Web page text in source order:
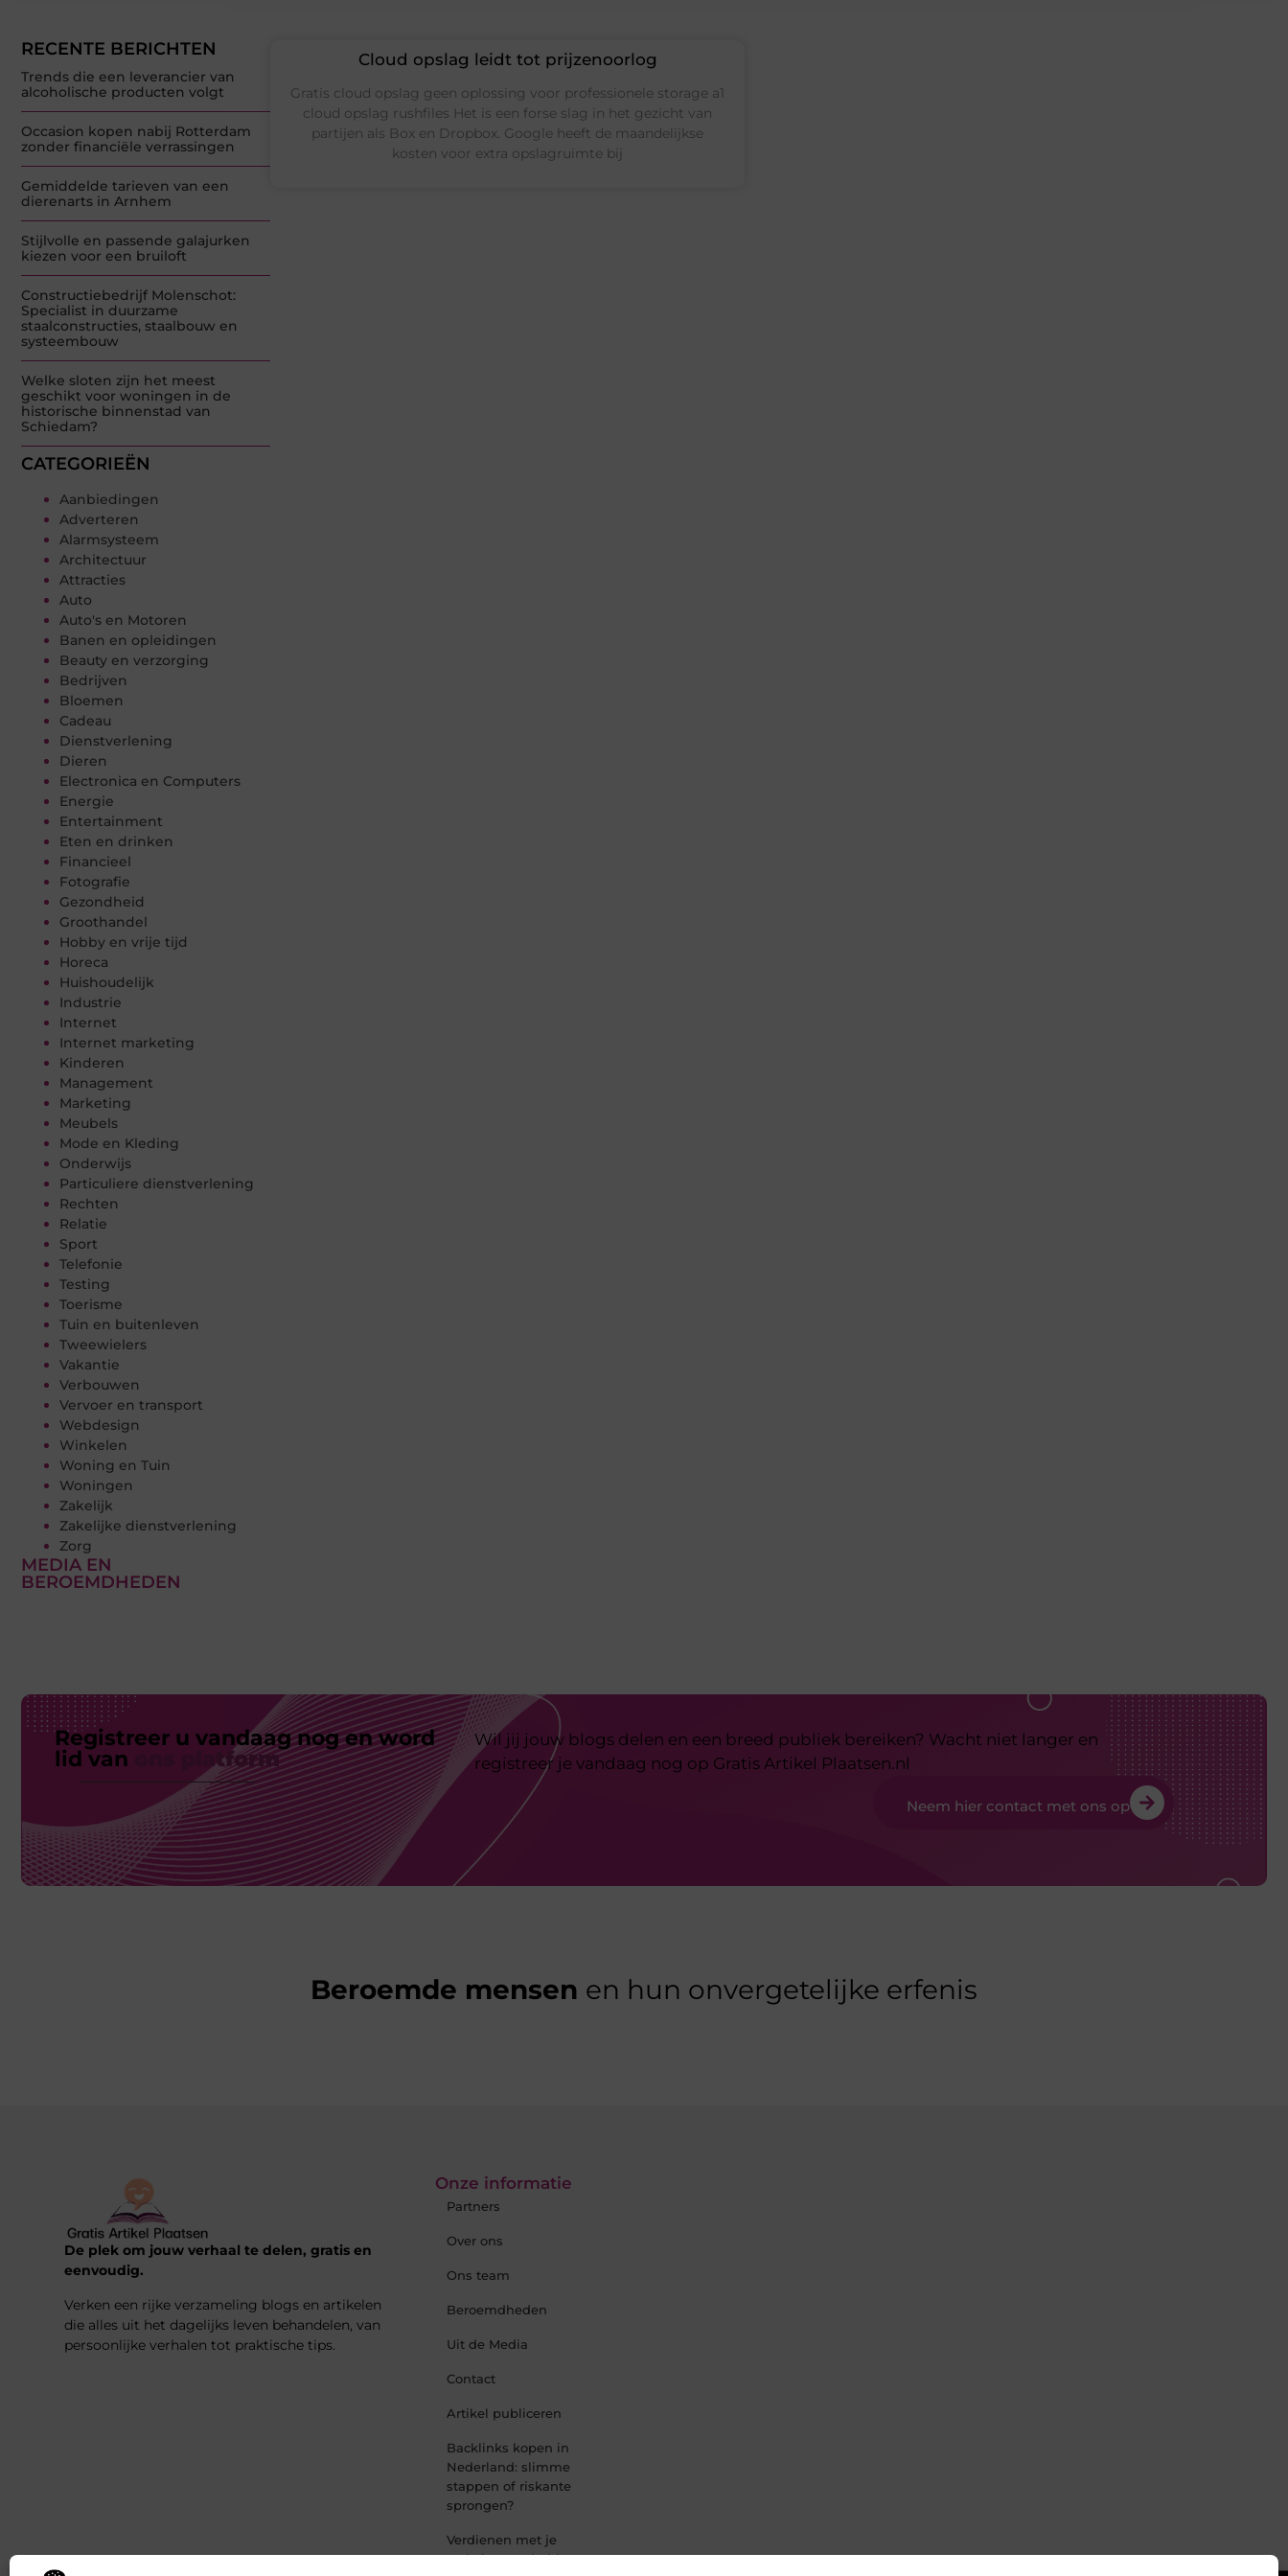
RECENTE BERICHTEN
Trends die een leverancier van
alcoholische producten volgt
Occasion kopen nabij Rotterdam
zonder financiële verrassingen
Gemiddelde tarieven van een
dierenarts in Arnhem
Stijlvolle en passende galajurken
kiezen voor een bruiloft
Constructiebedrijf Molenschot:
Specialist in duurzame
staalconstructies, staalbouw en
systeembouw
Welke sloten zijn het meest
geschikt voor woningen in de
historische binnenstad van
Schiedam?
CATEGORIEËN
Aanbiedingen
Adverteren
Alarmsysteem
Architectuur
Attracties
Auto
Auto's en Motoren
Banen en opleidingen
Beauty en verzorging
Bedrijven
Bloemen
Cadeau
Dienstverlening
Dieren
Electronica en Computers
Energie
Entertainment
Eten en drinken
Financieel
Fotografie
Gezondheid
Groothandel
Hobby en vrije tijd
Horeca
Huishoudelijk
Industrie
Internet
Internet marketing
Kinderen
Management
Marketing
Meubels
Mode en Kleding
Onderwijs
Particuliere dienstverlening
Rechten
Relatie
Sport
Telefonie
Testing
Toerisme
Tuin en buitenleven
Tweewielers
Vakantie
Verbouwen
Vervoer en transport
Webdesign
Winkelen
Woning en Tuin
Woningen
Zakelijk
Zakelijke dienstverlening
Zorg
MEDIA EN
BEROEMDHEDEN
Cloud opslag leidt tot prijzenoorlog
Gratis cloud opslag geen oplossing voor professionele storage a1
cloud opslag rushfiles Het is een forse slag in het gezicht van
partijen als Box en Dropbox. Google heeft de maandelijkse
kosten voor extra opslagruimte bij
Registreer u vandaag nog en word
lid van
ons platform
Wil jij jouw blogs delen en een breed publiek bereiken? Wacht niet langer en
registreer je vandaag nog op Gratis Artikel Plaatsen.nl
Neem hier contact met ons op
Beroemde mensen en hun onvergetelijke erfenis
De plek om jouw verhaal te delen, gratis en
eenvoudig.
Verken een rijke verzameling blogs en artikelen
die alles uit het dagelijks leven behandelen, van
persoonlijke verhalen tot praktische tips.
Onze informatie
Partners
Over ons
Ons team
Beroemdheden
Uit de Media
Contact
Artikel publiceren
Backlinks kopen in
Nederland: slimme
stappen of riskante
sprongen?
Verdienen met je
website: van hobby